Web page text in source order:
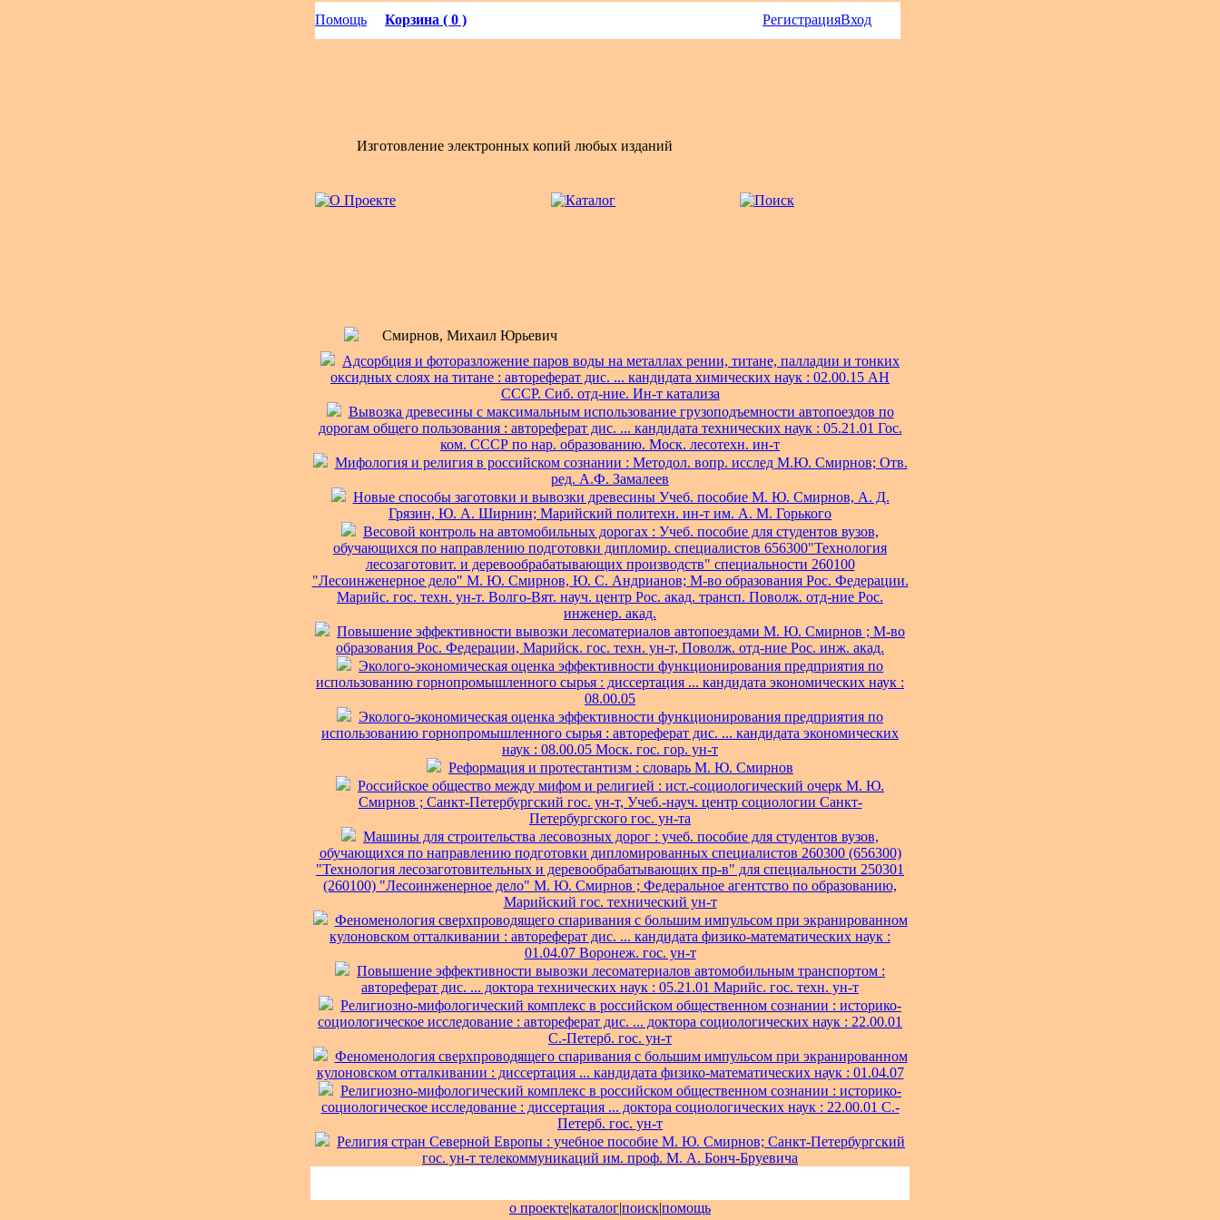
Помощь Корзина ( 0 ) РегистрацияВход
Изготовление электронных копий любых изданий
Смирнов, Михаил Юрьевич
Адсорбция и фоторазложение паров воды на металлах рении, титане, палладии и тонких
оксидных слоях на титане : автореферат дис. ... кандидата химических наук : 02.00.15 АН
СССР. Сиб. отд-ние. Ин-т катализа
Вывозка древесины с максимальным использование грузоподъемности автопоездов по
дорогам общего пользования : автореферат дис. ... кандидата технических наук : 05.21.01 Гос.
ком. СССР по нар. образованию. Моск. лесотехн. ин-т
Мифология и религия в российском сознании : Методол. вопр. исслед М.Ю. Смирнов; Отв.
ред. А.Ф. Замалеев
Новые способы заготовки и вывозки древесины Учеб. пособие М. Ю. Смирнов, А. Д.
Грязин, Ю. А. Ширнин; Марийский политехн. ин-т им. А. М. Горького
Весовой контроль на автомобильных дорогах : Учеб. пособие для студентов вузов,
обучающихся по направлению подготовки дипломир. специалистов 656300"Технология
лесозаготовит. и деревообрабатывающих производств" специальности 260100
"Лесоинженерное дело" М. Ю. Смирнов, Ю. С. Андрианов; М-во образования Рос. Федерации.
Марийс. гос. техн. ун-т. Волго-Вят. науч. центр Рос. акад. трансп. Поволж. отд-ние Рос.
инженер. акад.
Повышение эффективности вывозки лесоматериалов автопоездами М. Ю. Смирнов ; М-во
образования Рос. Федерации, Марийск. гос. техн. ун-т, Поволж. отд-ние Рос. инж. акад.
Эколого-экономическая оценка эффективности функционирования предприятия по
использованию горнопромышленного сырья : диссертация ... кандидата экономических наук :
08.00.05
Эколого-экономическая оценка эффективности функционирования предприятия по
использованию горнопромышленного сырья : автореферат дис. ... кандидата экономических
наук : 08.00.05 Моск. гос. гор. ун-т
Реформация и протестантизм : словарь М. Ю. Смирнов
Российское общество между мифом и религией : ист.-социологический очерк М. Ю.
Смирнов ; Санкт-Петербургский гос. ун-т, Учеб.-науч. центр социологии Санкт-
Петербургского гос. ун-та
Машины для строительства лесовозных дорог : учеб. пособие для студентов вузов,
обучающихся по направлению подготовки дипломированных специалистов 260300 (656300)
"Технология лесозаготовительных и деревообрабатывающих пр-в" для специальности 250301
(260100) "Лесоинженерное дело" М. Ю. Смирнов ; Федеральное агентство по образованию,
Марийский гос. технический ун-т
Феноменология сверхпроводящего спаривания с большим импульсом при экранированном
кулоновском отталкивании : автореферат дис. ... кандидата физико-математических наук :
01.04.07 Воронеж. гос. ун-т
Повышение эффективности вывозки лесоматериалов автомобильным транспортом :
автореферат дис. ... доктора технических наук : 05.21.01 Марийс. гос. техн. ун-т
Религиозно-мифологический комплекс в российском общественном сознании : историко-
социологическое исследование : автореферат дис. ... доктора социологических наук : 22.00.01
С.-Петерб. гос. ун-т
Феноменология сверхпроводящего спаривания с большим импульсом при экранированном
кулоновском отталкивании : диссертация ... кандидата физико-математических наук : 01.04.07
Религиозно-мифологический комплекс в российском общественном сознании : историко-
социологическое исследование : диссертация ... доктора социологических наук : 22.00.01 С.-
Петерб. гос. ун-т
Религия стран Северной Европы : учебное пособие М. Ю. Смирнов; Санкт-Петербургский
гос. ун-т телекоммуникаций им. проф. М. А. Бонч-Бруевича
о проекте|каталог|поиск|помощь